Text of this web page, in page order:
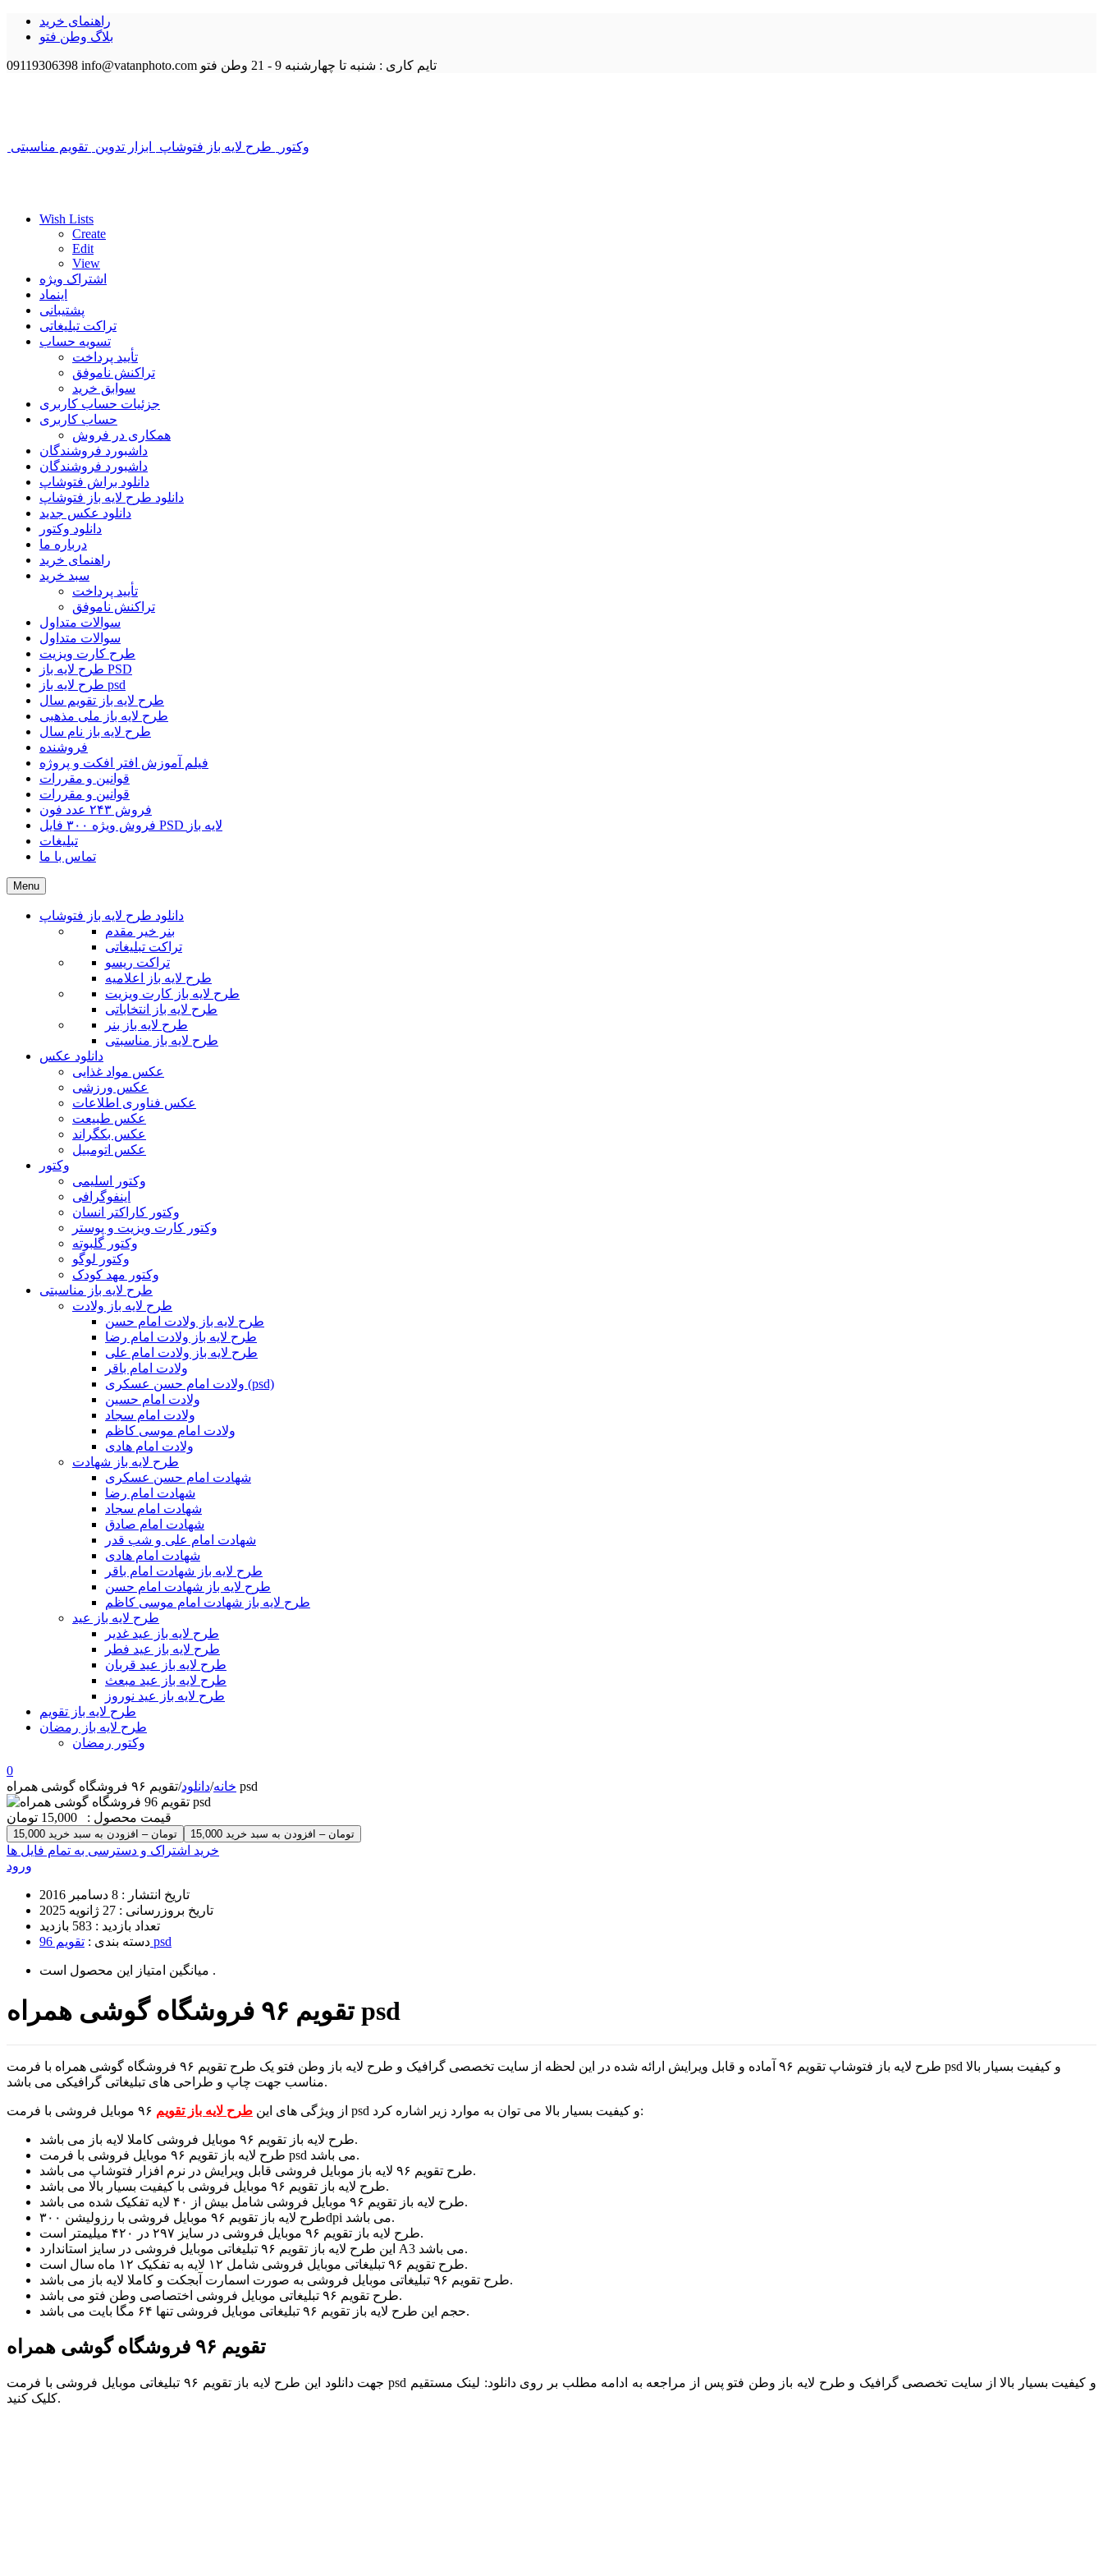
راهنمای خرید
بلاگ وطن فتو
09119306398 info@vatanphoto.com تایم کاری : شنبه تا چهارشنبه 9 - 21 وطن فتو
وکتور طرح لایه باز فتوشاپ ابزار تدوین تقویم مناسبتی
Wish Lists
Create
Edit
View
اشتراک ویژه
اینماد
پشتیبانی
تراکت تبلیغاتی
تسویه حساب
تأیید پرداخت
تراکنش ناموفق
سوابق خرید
جزئیات حساب کاربری
حساب کاربری
همکاری در فروش
داشبورد فروشندگان
داشبورد فروشندگان
دانلود براش فتوشاپ
دانلود طرح لایه باز فتوشاپ
دانلود عکس جدید
دانلود وکتور
درباره ما
راهنمای خرید
سبد خرید
تأیید پرداخت
تراکنش ناموفق
سوالات متداول
سوالات متداول
طرح کارت ویزیت
طرح لایه باز PSD
طرح لایه باز psd
طرح لایه باز تقویم سال
طرح لایه باز ملی مذهبی
طرح لایه باز نام سال
فروشنده
فیلم آموزش افتر افکت و پروژه
قوانین و مقررات
قوانین و مقررات
فروش ۲۴۳ عدد فون
فروش ویژه ۳۰۰ فایل PSD لایه باز
تبلیغات
تماس با ما
Menu
دانلود طرح لایه باز فتوشاپ
بنر خیر مقدم
تراکت تبلیغاتی
تراکت ریسو
طرح لایه باز اعلامیه
طرح لایه باز کارت ویزیت
طرح لایه باز انتخاباتی
طرح لایه باز بنر
طرح لایه باز مناسبتی
دانلود عکس
عکس مواد غذایی
عکس ورزشی
عکس فناوری اطلاعات
عکس طبیعت
عکس بکگراند
عکس اتومبیل
وکتور
وکتور اسلیمی
اینفوگرافی
وکتور کاراکتر انسان
وکتور کارت ویزیت و پوستر
وکتور گلبوته
وکتور لوگو
وکتور مهد کودک
طرح لایه باز مناسبتی
طرح لایه باز ولادت
طرح لایه باز ولادت امام حسن
طرح لایه باز ولادت امام رضا
طرح لایه باز ولادت امام علی
ولادت امام باقر
ولادت امام حسن عسکری (psd)
ولادت امام حسین
ولادت امام سجاد
ولادت امام موسی کاظم
ولادت امام هادی
طرح لایه باز شهادت
شهادت امام حسن عسکری
شهادت امام رضا
شهادت امام سجاد
شهادت امام صادق
شهادت امام علی و شب قدر
شهادت امام هادی
طرح لایه باز شهادت امام باقر
طرح لایه باز شهادت امام حسن
طرح لایه باز شهادت امام موسی کاظم
طرح لایه باز عید
طرح لایه باز عید غدیر
طرح لایه باز عید فطر
طرح لایه باز عید قربان
طرح لایه باز عید مبعث
طرح لایه باز عید نوروز
طرح لایه باز تقویم
طرح لایه باز رمضان
وکتور رمضان
0
خانه/دانلود/ تقویم ۹۶ فروشگاه گوشی همراه psd
قیمت محصول : 15,000 تومان
15,000 تومان – افزودن به سبد خرید
خرید اشتراک و دسترسی به تمام فایل ها
ورود
تاریخ انتشار : 8 دسامبر 2016
تاریخ بروزرسانی : 27 ژانویه 2025
تعداد بازدید : 583 بازدید
دسته بندی : تقویم 96 psd
میانگین امتیاز این محصول است .
تقویم ۹۶ فروشگاه گوشی همراه psd
طرح لایه باز فتوشاپ تقویم ۹۶ آماده و قابل ویرایش ارائه شده در این لحظه از سایت تخصصی گرافیک و طرح لایه باز وطن فتو یک طرح تقویم ۹۶ فروشگاه گوشی همراه با فرمت psd و کیفیت بسیار بالا
مناسب جهت چاپ و طراحی های تبلیغاتی گرافیکی می باشد.
از ویژگی های این طرح لایه باز تقویم ۹۶ موبایل فروشی با فرمت psd و کیفیت بسیار بالا می توان به موارد زیر اشاره کرد:
طرح لایه باز تقویم ۹۶ موبایل فروشی کاملا لایه باز می باشد.
طرح لایه باز تقویم ۹۶ موبایل فروشی با فرمت psd می باشد.
طرح تقویم ۹۶ لایه باز موبایل فروشی قابل ویرایش در نرم افزار فتوشاپ می باشد.
طرح لایه باز تقویم ۹۶ موبایل فروشی با کیفیت بسیار بالا می باشد.
طرح لایه باز تقویم ۹۶ موبایل فروشی شامل بیش از ۴۰ لایه تفکیک شده می باشد.
طرح لایه باز تقویم ۹۶ موبایل فروشی با رزولیشن ۳۰۰dpi می باشد.
طرح لایه باز تقویم ۹۶ موبایل فروشی در سایز ۲۹۷ در ۴۲۰ میلیمتر است.
این طرح لایه باز تقویم ۹۶ تبلیغاتی موبایل فروشی در سایز استاندارد A3 می باشد.
طرح تقویم ۹۶ تبلیغاتی موبایل فروشی شامل ۱۲ لایه به تفکیک ۱۲ ماه سال است.
طرح تقویم ۹۶ تبلیغاتی موبایل فروشی به صورت اسمارت آبجکت و کاملا لایه باز می باشد.
طرح تقویم ۹۶ تبلیغاتی موبایل فروشی اختصاصی وطن فتو می باشد.
حجم این طرح لایه باز تقویم ۹۶ تبلیغاتی موبایل فروشی تنها ۶۴ مگا بایت می باشد.
تقویم ۹۶ فروشگاه گوشی همراه
جهت دانلود این طرح لایه باز تقویم ۹۶ تبلیغاتی موبایل فروشی با فرمت psd و کیفیت بسیار بالا از سایت تخصصی گرافیک و طرح لایه باز وطن فتو پس از مراجعه به ادامه مطلب بر روی دانلود: لینک مستقیم
کلیک کنید.